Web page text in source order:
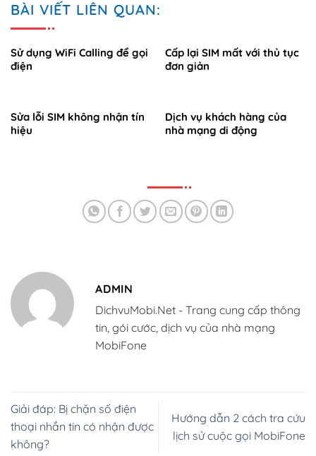
BÀI VIẾT LIÊN QUAN:
Sử dụng WiFi Calling để gọi
điện
Cấp lại SIM mất với thủ tục
đơn giản
Sửa lỗi SIM không nhận tín
hiệu
Dịch vụ khách hàng của
nhà mạng di động
ADMIN
DichvuMobi.Net - Trang cung cấp thông
tin, gói cước, dịch vụ của nhà mạng
MobiFone
Giải đáp: Bị chặn số điện
thoại nhắn tin có nhận được
không?
Hướng dẫn 2 cách tra cứu
lịch sử cuộc gọi MobiFone